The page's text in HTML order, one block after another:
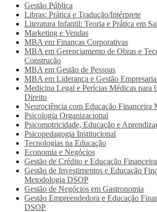
Gestão Pública
Libras: Prática e Tradução/Intérprete
Literatura Infantil: Teoria e Prática em
Marketing e Vendas
MBA em Finanças Corporativas
MBA em Gerenciamento de Obras e
Construção
MBA em Gestão de Pessoas
MBA em Liderança e Gestão
Medicina Legal e Perícias Médicas para
Direito
Neurociência com Educação Financeira
Psicologia Organizacional
Psicomotricidade, Educação e
Psicopedagogia Institucional
Tecnologias na Educação
Economia e Negócios
Gestão de Crédito e Educação
Gestão de Investimentos e Educação
Metodologia DSOP
Gestão de Negócios em Gastronomia
Gestão Empreendedora e Educação
DSOP